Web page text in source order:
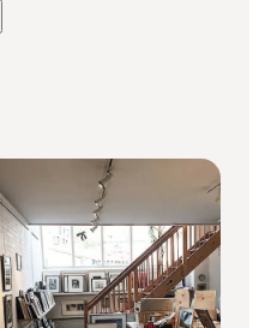
i Odense"
Brandts i Odense on_map